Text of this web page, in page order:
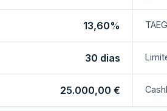
13,60% TAEG
30 dias
25.000,00 €